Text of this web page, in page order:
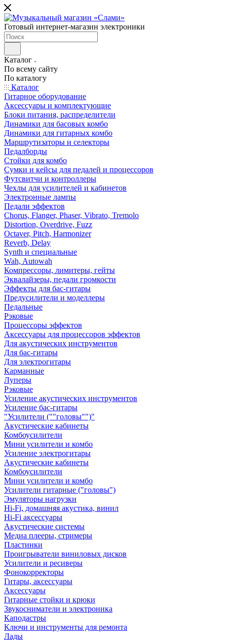
Готовый интернет-магазин электроники
Каталог
По всему сайту
По каталогу
Каталог
Гитарное оборудование
Аксессуары и комплектующие
Блоки питания, распределители
Динамики для басовых комбо
Динамики для гитарных комбо
Маршрутизаторы и селекторы
Педалборды
Стойки для комбо
Сумки и кейсы для педалей и процессоров
Футсвитчи и контроллеры
Чехлы для усилителей и кабинетов
Электронные лампы
Педали эффектов
Chorus, Flanger, Phaser, Vibrato, Tremolo
Distortion, Overdrive, Fuzz
Octaver, Pitch, Harmonizer
Reverb, Delay
Synth и специальные
Wah, Autowah
Компрессоры, лимитеры, гейты
Эквалайзеры, педали громкости
Эффекты для бас-гитары
Предусилители и моделлеры
Педальные
Рэковые
Процессоры эффектов
Аксессуары для процессоров эффектов
Для акустических инструментов
Для бас-гитары
Для электрогитары
Карманные
Луперы
Рэковые
Усиление акустических инструментов
Усиление бас-гитары
"Усилители (""головы"")"
Акустические кабинеты
Комбоусилители
Мини усилители и комбо
Усиление электрогитары
Акустические кабинеты
Комбоусилители
Мини усилители и комбо
Усилители гитарные ("головы")
Эмуляторы нагрузки
Hi-Fi, домашняя акустика, винил
Hi-Fi аксессуары
Акустические системы
Медиа плееры, стримеры
Пластинки
Проигрыватели виниловых дисков
Усилители и ресиверы
Фонокорректоры
Гитары, аксессуары
Аксессуары
Гитарные стойки и крюки
Звукосниматели и электроника
Каподастры
Ключи и инструменты для ремонта
Лады